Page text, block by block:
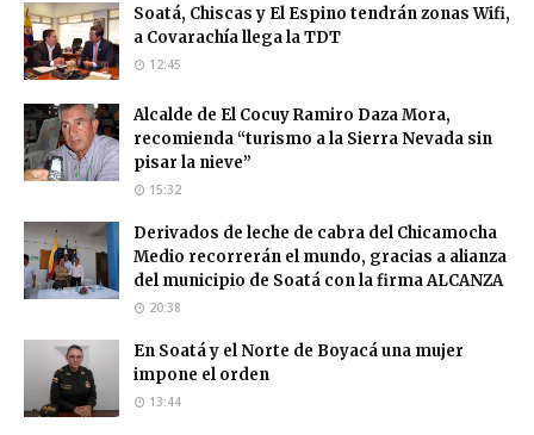
Soatá, Chiscas y El Espino tendrán zonas Wifi,
a Covarachía llega la TDT
12:45
Alcalde de El Cocuy Ramiro Daza Mora,
recomienda “turismo a la Sierra Nevada sin
pisar la nieve”
15:32
Derivados de leche de cabra del Chicamocha
Medio recorrerán el mundo, gracias a alianza
del municipio de Soatá con la firma ALCANZA
20:38
En Soatá y el Norte de Boyacá una mujer
impone el orden
13:44